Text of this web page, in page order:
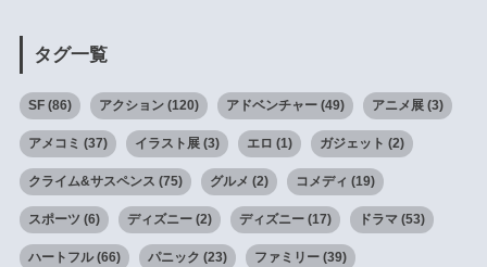
タグ一覧
SF(86) アクション(120) アドベンチャー(49) アニメ展(3)
アメコミ (37) イラスト展(3) エロ (1) ガジェット (2)
クライム&サスペンス (75) グルメ (2) コメディ (19)
スポーツ (6) ディズニー(2) ディズニー(17) ドラマ(53)
ハートフル(66) パニック (23) ファミリー(39)